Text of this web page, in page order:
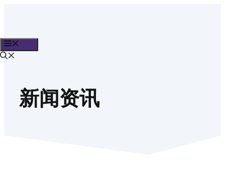
内
容
新闻资讯